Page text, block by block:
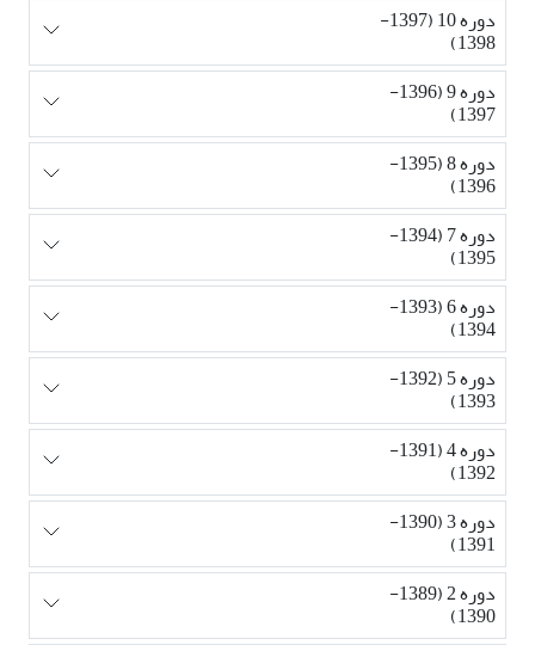
دوره 10 (1397-
1398)
دوره 9 (1396-
1397)
دوره 8 (1395-
1396)
دوره 7 (1394-
1395)
دوره 6 (1393-
1394)
دوره 5 (1392-
1393)
دوره 4 (1391-
1392)
دوره 3 (1390-
1391)
دوره 2 (1389-
1390)